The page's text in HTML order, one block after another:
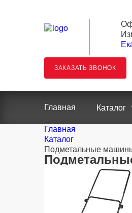
ЗАКАЗАТЬ ЗВОНОК
Главная Каталог
Главная
Каталог
Подметальные